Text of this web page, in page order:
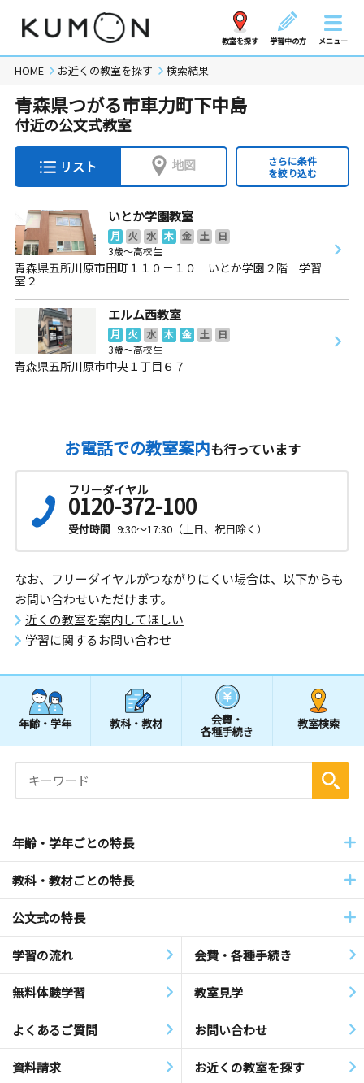
教室を探す 学習中の方 メニュー
HOME お近くの教室を探す 検索結果
青森県つがる市車力町下中島
付近の公文式教室
リスト 地図
さらに条件
を絞り込む
いとか学園教室
月 火 水 木 金 土
日
3歳～高校生
青森県五所川原市田町１１０－１０ いとか学園２階 学習
室２
エルム西教室
月 火 水 木 金 土
日
3歳～高校生
青森県五所川原市中央１丁目６７
お電話での教室案内も行っています
フリーダイヤル
0120-372-100
受付時間 9:30～17:30（土日、祝日除く）
なお、フリーダイヤルがつながりにくい場合は、以下からも
お問い合わせいただけます。
近くの教室を案内してほしい
学習に関するお問い合わせ
年齢・学年 教科・教材 会費・
各種手続き
教室検索
年齢・学年ごとの特長
教科・教材ごとの特長
公文式の特長
学習の流れ 会費・各種手続き
無料体験学習 教室見学
よくあるご質問 お問い合わせ
資料請求 お近くの教室を探す